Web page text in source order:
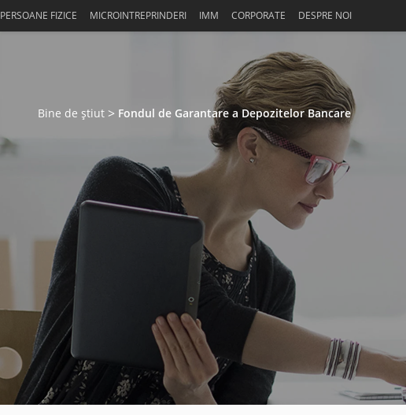
PERSOANE FIZICE MICROINTREPRINDERI IMM CORPORATE DESPRE NOI
Bine de știut Fondul de Garantare a Depozitelor Bancare